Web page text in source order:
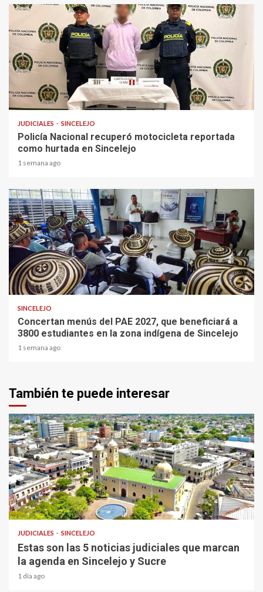
1 min read
JUDICIALES SINCELEJO
Policía Nacional recuperó motocicleta reportada
como hurtada en Sincelejo
1 semana ago
1 min read
SINCELEJO
Concertan menús del PAE 2027, que beneficiará a
3800 estudiantes en la zona indígena de Sincelejo
1 semana ago
También te puede interesar
1 min read
JUDICIALES SINCELEJO
Estas son las 5 noticias judiciales que marcan
la agenda en Sincelejo y Sucre
1 día ago